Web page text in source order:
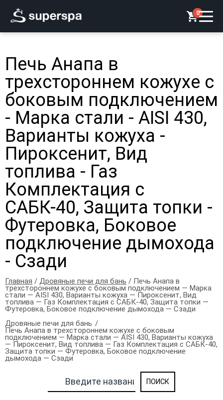
0
Печь Анапа в
трехстороннем кожухе с
боковым подключением
- Марка стали - AISI 430,
Варианты кожуха -
Пироксенит, Вид
топлива - Газ
Комплектация с
САБК-40, Защита топки -
Футеровка, Боковое
подключение дымохода
- Сзади
Главная / Дровяные печи для бань / Печь Анапа в
трехстороннем кожухе с боковым подключением — Марка
стали — AISI 430, Варианты кожуха — Пироксенит, Вид
топлива — Газ Комплектация с САБК-40, Защита топки —
Футеровка, Боковое подключение дымохода — Сзади
Дровяные печи для бань
Печь Анапа в трехстороннем кожухе с боковым
подключением — Марка стали — AISI 430, Варианты кожуха
— Пироксенит, Вид топлива — Газ Комплектация с САБК-40,
Защита топки — Футеровка, Боковое подключение
дымохода — Сзади